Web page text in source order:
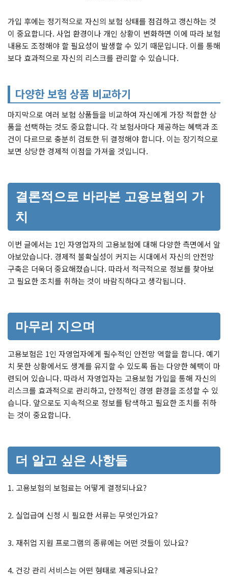
가입 후에는 정기적으로 자신의 보험 상태를 점검하고 갱신하는 것
이 중요합니다. 사업 환경이나 개인 상황이 변화하면 이에 따라 보험
내용도 조정해야 할 필요성이 발생할 수 있기 때문입니다. 이를 통해
보다 효과적으로 자신의 리스크를 관리할 수 있습니다.
다양한 보험 상품 비교하기
마지막으로 여러 보험 상품들을 비교하여 자신에게 가장 적합한 상
품을 선택하는 것도 중요합니다. 각 보험사마다 제공하는 혜택과 조
건이 다르므로 충분히 검토한 뒤 결정해야 합니다. 이는 장기적으로
보면 상당한 경제적 이점을 가져올 것입니다.
결론적으로 바라본 고용보험의 가
치
이번 글에서는 1인 자영업자의 고용보험에 대해 다양한 측면에서 알
아보았습니다. 경제적 불확실성이 커지는 시대에서 자신의 안전망
구축은 더욱더 중요해졌습니다. 따라서 적극적으로 정보를 찾아보
고 필요한 조치를 취하는 것이 바람직하다고 생각됩니다.
마무리 지으며
고용보험은 1인 자영업자에게 필수적인 안전망 역할을 합니다. 예기
치 못한 상황에서도 생계를 유지할 수 있도록 돕는 다양한 혜택이 마
련되어 있습니다. 따라서 자영업자는 고용보험 가입을 통해 자신의
리스크를 효과적으로 관리하고, 안정적인 경영 환경을 조성할 수 있
습니다. 앞으로도 지속적으로 정보를 탐색하고 필요한 조치를 취하
는 것이 중요합니다.
더 알고 싶은 사항들
1. 고용보험의 보험료는 어떻게 결정되나요?
2. 실업급여 신청 시 필요한 서류는 무엇인가요?
3. 재취업 지원 프로그램의 종류에는 어떤 것들이 있나요?
4. 건강 관리 서비스는 어떤 형태로 제공되나요?